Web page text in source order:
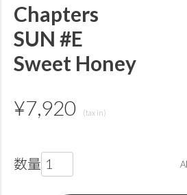
Chapters
SUN #E
Sweet Honey
¥7,920